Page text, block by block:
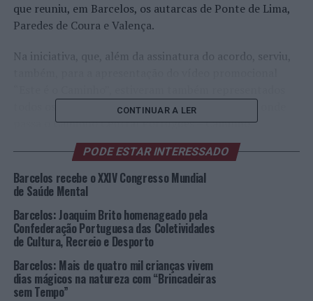
que reuniu, em Barcelos, os autarcas de Ponte de Lima,
Paredes de Coura e Valença.
Na iniciativa, que, além da assinatura do acordo, serviu,
todos os presidentes de Junta das freguesias por onde
passa o Caminho Central Português – Caminho
Primitivo. O referido vídeo promocional, produzido pela
empresa Razão, leva o espectador, através das memórias
de um peregrino, a viajar no tempo.
aumentar a notoriedade do Caminho no mercado
nacional e internacional, e mobilizar o turismo de forma
pandemia. Nesse sentido, os concelhos minhotos que
fazem parte do Caminho Central Português de
CONTINUAR A LER
PODE ESTAR INTERESSADO
Barcelos recebe o XXIV Congresso Mundial
de Saúde Mental
Barcelos: Joaquim Brito homenageado pela
Confederação Portuguesa das Coletividades
de Cultura, Recreio e Desporto
Barcelos: Mais de quatro mil crianças vivem
dias mágicos na natureza com “Brincadeiras
sem Tempo”